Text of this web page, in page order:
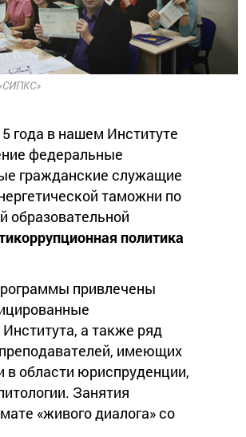
года в нашем Институте
федеральные
гражданские служащие
таможни по
образовательной
политика
привлечены
а также ряд
имеющих
в области юриспруденции,
Занятия
«живого диалога» со